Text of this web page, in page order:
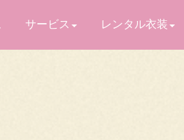
サービス レンタル衣装